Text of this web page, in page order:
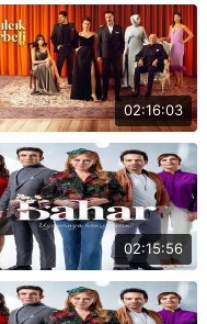
02:16:03
02:15:56